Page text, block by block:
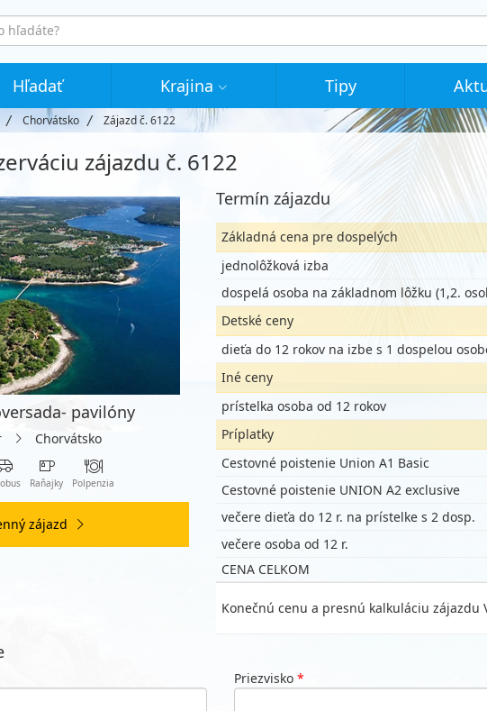
Hľadať Krajina Tipy
Chorvátsko Zájazd č. 6122
zájazdu č. 6122
pavilóny
Chorvátsko
Raňajky Polpenzia
zájazd
Termín zájazdu
Základná cena pre dospelých
jednolôžková izba
dospelá osoba na základnom lôžku (1,2.
Detské ceny
dieťa do 12 rokov na izbe s 1 dospelou
Iné ceny
prístelka osoba od 12 rokov
Príplatky
Cestovné poistenie Union A1 Basic
Cestovné poistenie UNION A2 exclusive
večere dieťa do 12 r. na prístelke s 2 dosp.
večere osoba od 12 r.
CENA CELKOM
Konečnú cenu a presnú kalkuláciu zájazdu
Priezvisko *